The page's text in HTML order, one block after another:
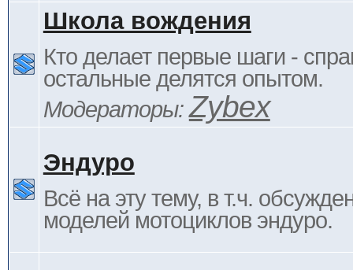
Школа вождения
Кто делает первые шаги -
остальные делятся опытом.
Модераторы:Zybex
Эндуро
Всё на эту тему, в т.ч.
моделей мотоциклов эндуро.